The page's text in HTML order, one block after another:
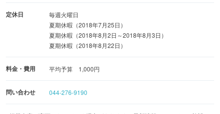
定休日
毎週火曜日
夏期休暇（2018年7月25日）
夏期休暇（2018年8月2日～2018年8月3日）
夏期休暇（2018年8月22日）
料金・費用 平均予算 1,000円
問い合わせ 044-276-9190